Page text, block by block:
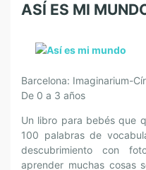
ASÍ ES MI
Barcelona: Imaginarium-
De 0 a 3 años
Un libro para bebés que
100 palabras de
descubrimiento con
aprender muchas cosas